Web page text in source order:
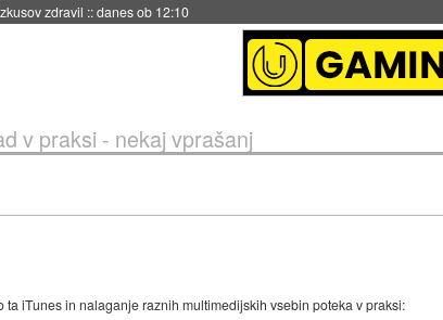
dve leti::danes ob 11:37
v praksi - nekaj vprašanj
iTunes in nalaganje raznih multimedijskih vsebin poteka v praksi: